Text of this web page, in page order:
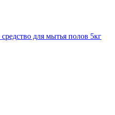
для мытья полов 5кг